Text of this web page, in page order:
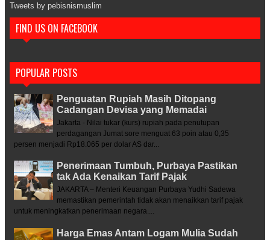
Tweets by pebisnismuslim
FIND US ON FACEBOOK
POPULAR POSTS
Penguatan Rupiah Masih Ditopang
Cadangan Devisa yang Memadai
Jakarta - Nilai tukar (kurs) rupiah pada penutupan
perdagangan Jumat sore menguat 63 poin atau 0,35
persen menjadi Rp18.065 per dolar AS dar...
Penerimaan Tumbuh, Purbaya Pastikan
tak Ada Kenaikan Tarif Pajak
JAKARTA – Menteri Keuangan Purbaya Yudhi Sadewa
memastikan pemerintah tidak akan menaikkan tarif pajak
untuk meningkatkan penerimaan negara....
Harga Emas Antam Logam Mulia Sudah